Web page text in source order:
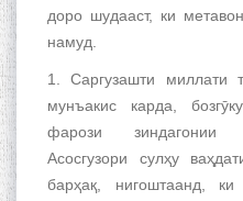
доро шудааст, ки
намуд.
1. Саргузашти миллати
мунъакис карда,
фарози зиндагонии
Асосгузори сулҳу
барҳақ, нигоштаанд,